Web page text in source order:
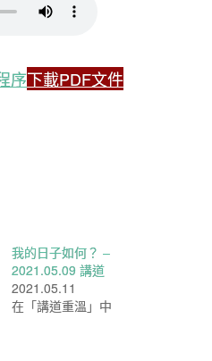
序下載PDF文件
我的日子如何？ –
2021.05.09 講道
2021.05.11
在「講道重溫」中